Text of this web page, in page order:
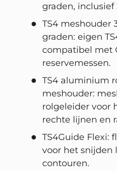
graden, inclusief
TS4 meshouder
graden: eigen
compatibel met
reservemessen.
TS4 aluminium
meshouder:
rolgeleider voor
rechte lijnen en
TS4Guide Flexi:
voor het snijden
contouren.